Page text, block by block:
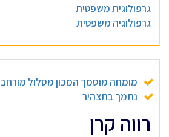
גרפולוגית משפטית
גרפולוגיה משפטית
מומחה מוסמך המכון מסלול מורחב
נתמך בתצהיר
רווה קרן